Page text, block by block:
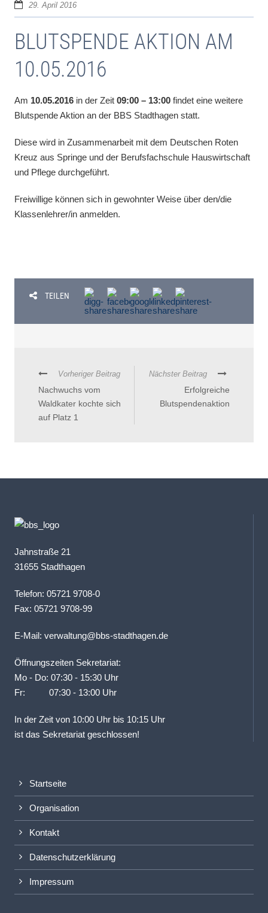
29. April 2016
BLUTSPENDE AKTION AM
10.05.2016
Am 10.05.2016 in der Zeit 09:00 – 13:00 findet eine weitere
Blutspende Aktion an der BBS Stadthagen statt.
Diese wird in Zusammenarbeit mit dem Deutschen Roten
Kreuz aus Springe und der Berufsfachschule Hauswirtschaft
und Pflege durchgeführt.
Freiwillige können sich in gewohnter Weise über den/die
Klassenlehrer/in anmelden.
TEILEN
Vorheriger Beitrag
Nachwuchs vom
Waldkater kochte sich
auf Platz 1
Nächster Beitrag
Erfolgreiche
Blutspendenaktion
Jahnstraße 21
31655 Stadthagen
Telefon: 05721 9708-0
Fax: 05721 9708-99
E-Mail: verwaltung@bbs-stadthagen.de
Öffnungszeiten Sekretariat:
Mo - Do: 07:30 - 15:30 Uhr
Fr: 07:30 - 13:00 Uhr
In der Zeit von 10:00 Uhr bis 10:15 Uhr
ist das Sekretariat geschlossen!
Startseite
Organisation
Kontakt
Datenschutzerklärung
Impressum